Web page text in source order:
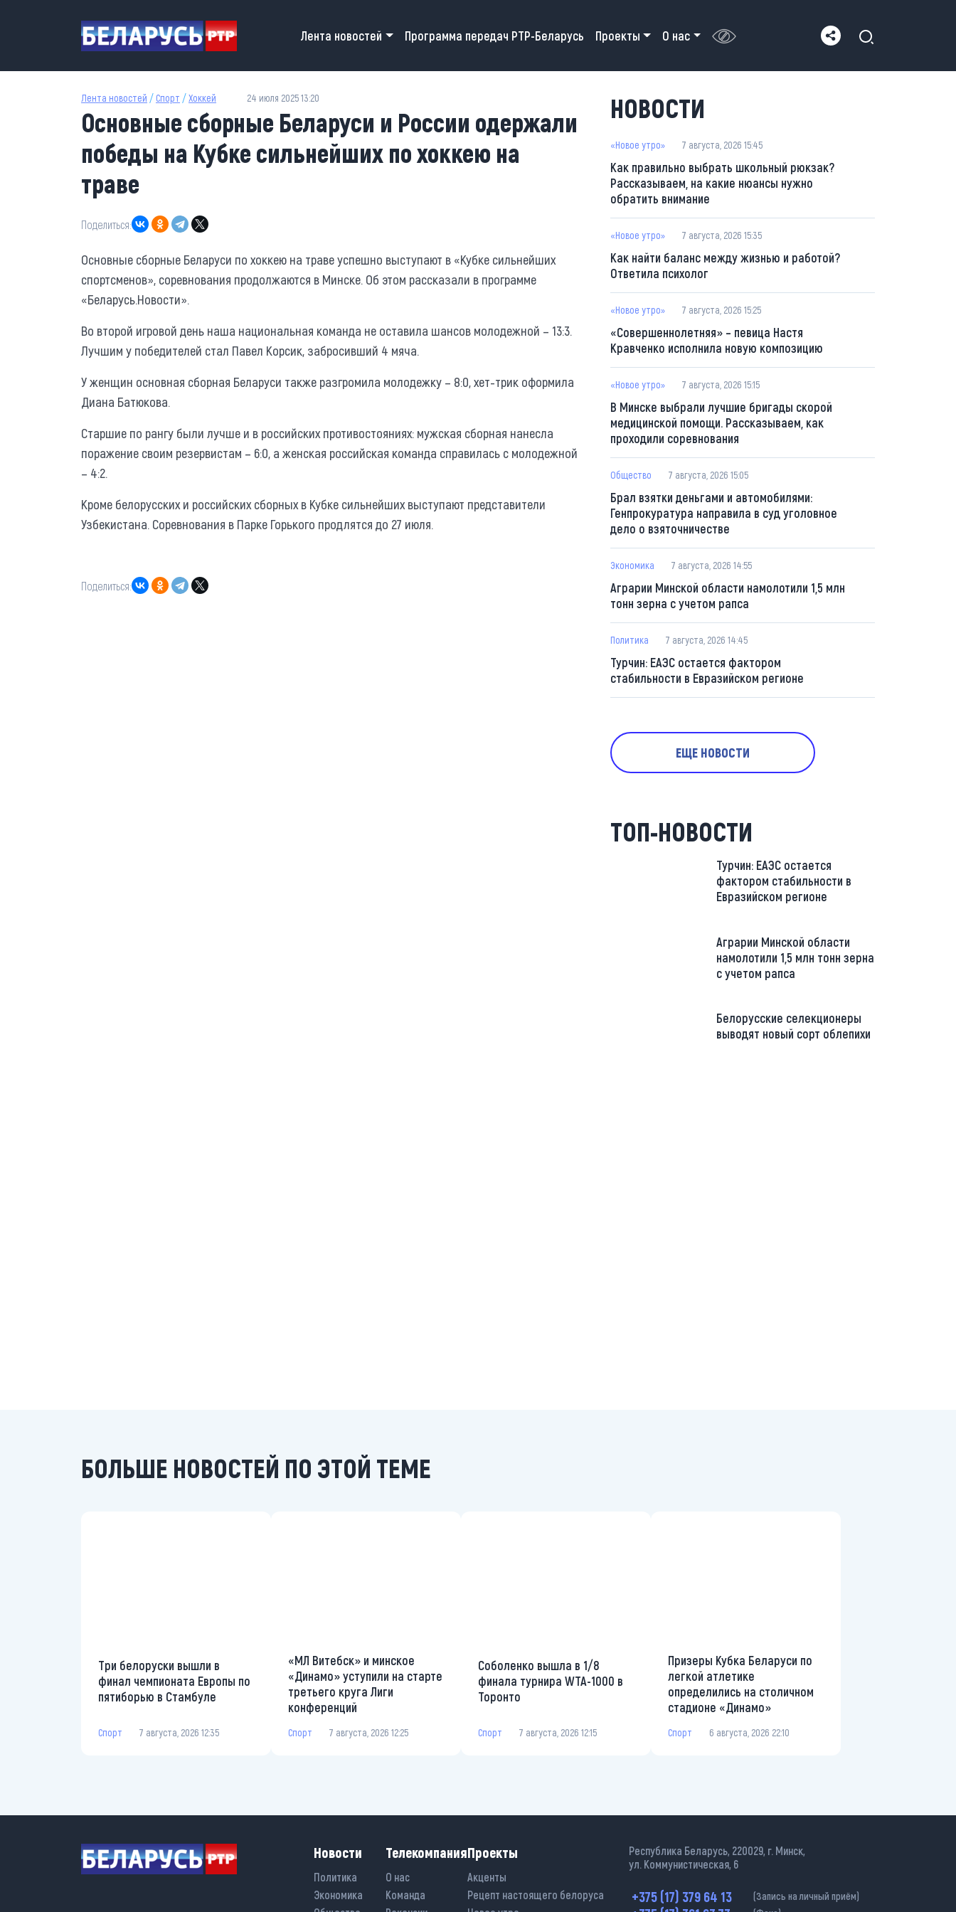
Main navigation
Лента новостей Программа передач РТР-Беларусь Проекты О нас
Лента новостей / Спорт /Хоккей 24 июля 2025 13:20
Основные сборные Беларуси и России одержали
победы на Кубке сильнейших по хоккею на
траве
Поделиться:
Основные сборные Беларуси по хоккею на траве успешно выступают в «Кубке сильнейших
спортсменов», соревнования продолжаются в Минске. Об этом рассказали в программе
«Беларусь.Новости».
Во второй игровой день наша национальная команда не оставила шансов молодежной – 13:3.
Лучшим у победителей стал Павел Корсик, забросивший 4 мяча.
У женщин основная сборная Беларуси также разгромила молодежку – 8:0, хет-трик оформила
Диана Батюкова.
Старшие по рангу были лучше и в российских противостояниях: мужская сборная нанесла
поражение своим резервистам – 6:0, а женская российская команда справилась с молодежной
– 4:2.
Кроме белорусских и российских сборных в Кубке сильнейших выступают представители
Узбекистана. Соревнования в Парке Горького продлятся до 27 июля.
Поделиться:
НОВОСТИ
«Новое утро» 7 августа, 2026 15:45
Как правильно выбрать школьный рюкзак?
Рассказываем, на какие нюансы нужно
обратить внимание
«Новое утро» 7 августа, 2026 15:35
Как найти баланс между жизнью и работой?
Ответила психолог
«Новое утро» 7 августа, 2026 15:25
«Совершеннолетняя» – певица Настя
Кравченко исполнила новую композицию
«Новое утро» 7 августа, 2026 15:15
В Минске выбрали лучшие бригады скорой
медицинской помощи. Рассказываем, как
проходили соревнования
Общество 7 августа, 2026 15:05
Брал взятки деньгами и автомобилями:
Генпрокуратура направила в суд уголовное
дело о взяточничестве
Экономика 7 августа, 2026 14:55
Аграрии Минской области намолотили 1,5 млн
тонн зерна с учетом рапса
Политика 7 августа, 2026 14:45
Турчин: ЕАЭС остается фактором
стабильности в Евразийском регионе
ЕЩЕ НОВОСТИ
ТОП-НОВОСТИ
Турчин: ЕАЭС остается
фактором стабильности в
Евразийском регионе
Аграрии Минской области
намолотили 1,5 млн тонн зерна
с учетом рапса
Белорусские селекционеры
выводят новый сорт облепихи
БОЛЬШЕ НОВОСТЕЙ ПО ЭТОЙ ТЕМЕ
Три белоруски вышли в
финал чемпионата Европы по
пятиборью в Стамбуле
Спорт 7 августа, 2026 12:35
«МЛ Витебск» и минское
«Динамо» уступили на старте
третьего круга Лиги
конференций
Спорт 7 августа, 2026 12:25
Соболенко вышла в 1/8
финала турнира WTA-1000 в
Торонто
Спорт 7 августа, 2026 12:15
Призеры Кубка Беларуси по
легкой атлетике
определились на столичном
стадионе «Динамо»
Спорт 6 августа, 2026 22:10
Новости
Политика
Экономика
Телекомпания
О нас
Команда
Проекты
Акценты
Рецепт настоящего белоруса
Республика Беларусь, 220029, г. Минск,
ул. Коммунистическая, 6
+375 (17) 379 64 13 (Запись на личный приём)